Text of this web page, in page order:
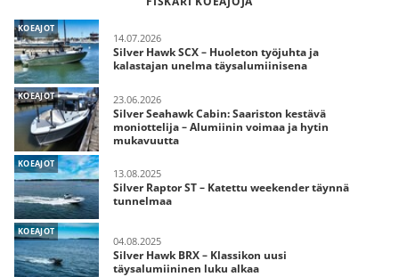
KOEAJOT
14.07.2026
Silver Hawk SCX – Huoleton työjuhta ja
kalastajan unelma täysalumiinisena
KOEAJOT 23.06.2026
Silver Seahawk Cabin: Saariston kestävä
moniottelija – Alumiinin voimaa ja hytin
mukavuutta
KOEAJOT
13.08.2025
Silver Raptor ST – Katettu weekender täynnä
tunnelmaa
KOEAJOT
04.08.2025
Silver Hawk BRX – Klassikon uusi
täysalumiininen luku alkaa